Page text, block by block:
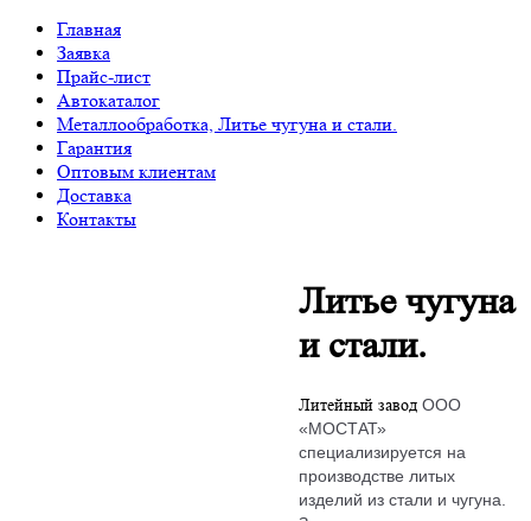
Главная
Заявка
Прайс-лист
Автокаталог
Металлообработка, Литье чугуна и стали.
Гарантия
Оптовым клиентам
Доставка
Контакты
Литье чугуна
и стали.
Литейный завод ООО
«МОСТАТ»
специализируется на
производстве литых
изделий из cтали и чугуна.